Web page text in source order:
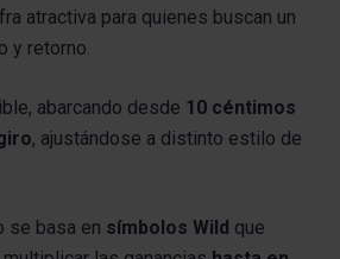
atractiva para quienes buscan un
y retorno.
abarcando desde 10 céntimos
, ajustándose a distinto estilo de
se basa en símbolos Wild que